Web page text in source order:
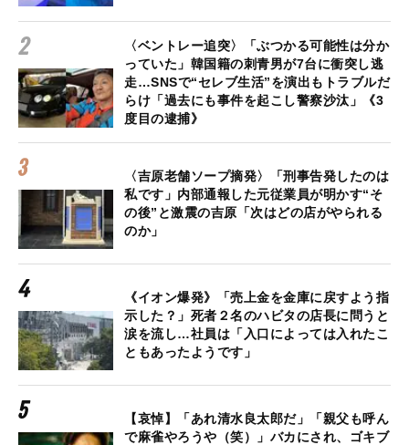
〈ベントレー追突〉「ぶつかる可能性は分か
っていた」韓国籍の刺青男が7台に衝突し逃
走…SNSで“セレブ生活”を演出もトラブルだ
らけ「過去にも事件を起こし警察沙汰」《3
度目の逮捕》
〈吉原老舗ソープ摘発〉「刑事告発したのは
私です」内部通報した元従業員が明かす“そ
の後”と激震の吉原「次はどの店がやられる
のか」
《イオン爆発》「売上金を金庫に戻すよう指
示した？」死者２名のハビタの店長に問うと
涙を流し…社員は「入口によっては入れたこ
ともあったようです」
【哀悼】「あれ清水良太郎だ」「親父も呼ん
で麻雀やろうや（笑）」バカにされ、ゴキブ